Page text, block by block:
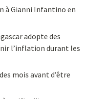
à Gianni Infantino en
adopte des
l’inflation durant les
mois avant d’être